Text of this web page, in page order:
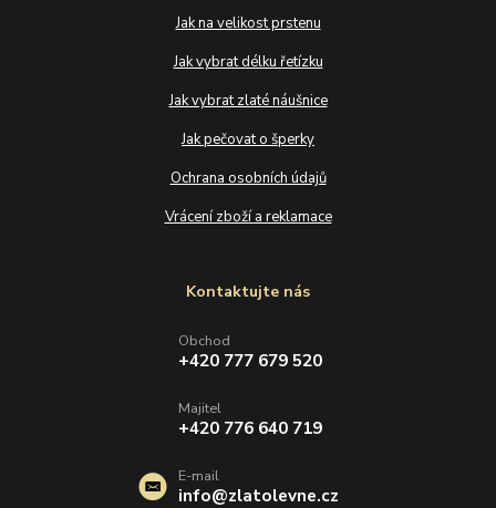
Jak na velikost prstenu
Jak vybrat délku řetízku
Jak vybrat zlaté náušnice
Jak pečovat o šperky
Ochrana osobních údajů
Vrácení zboží a reklamace
Kontaktujte nás
Obchod
+420 777 679 520
Majitel
+420 776 640 719
E-mail
info@zlatolevne.cz